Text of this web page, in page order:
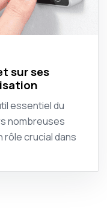
sur ses
essentiel du
nombreuses
crucial dans